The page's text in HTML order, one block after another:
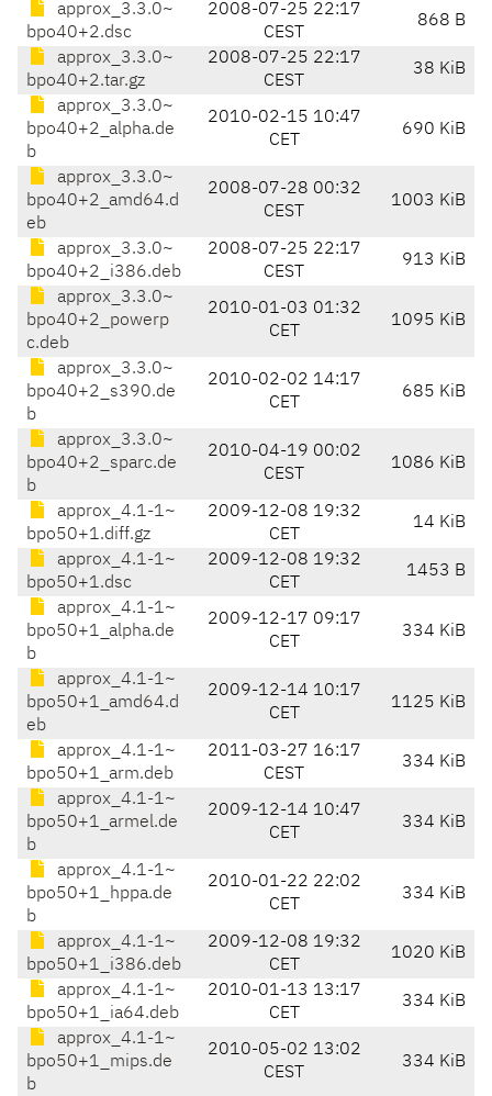
approx_3.3.0~
bpo40+2.dsc
2008-07-25 22:17
CEST
868 B
approx_3.3.0~
bpo40+2.tar.gz
2008-07-25 22:17
CEST
38 KiB
approx_3.3.0~
bpo40+2_alpha.de
b
2010-02-15 10:47
CET
690 KiB
approx_3.3.0~
bpo40+2_amd64.d
eb
2008-07-28 00:32
CEST
1003 KiB
approx_3.3.0~
bpo40+2_i386.deb
2008-07-25 22:17
CEST
913 KiB
approx_3.3.0~
bpo40+2_powerp
c.deb
2010-01-03 01:32
CET
1095 KiB
approx_3.3.0~
bpo40+2_s390.de
b
2010-02-02 14:17
CET
685 KiB
approx_3.3.0~
bpo40+2_sparc.de
b
2010-04-19 00:02
CEST
1086 KiB
approx_4.1-1~
bpo50+1.diff.gz
2009-12-08 19:32
CET
14 KiB
approx_4.1-1~
bpo50+1.dsc
2009-12-08 19:32
CET
1453 B
approx_4.1-1~
bpo50+1_alpha.de
b
2009-12-17 09:17
CET
334 KiB
approx_4.1-1~
bpo50+1_amd64.d
eb
2009-12-14 10:17
CET
1125 KiB
approx_4.1-1~
bpo50+1_arm.deb
2011-03-27 16:17
CEST
334 KiB
approx_4.1-1~
bpo50+1_armel.de
b
2009-12-14 10:47
CET
334 KiB
approx_4.1-1~
bpo50+1_hppa.de
b
2010-01-22 22:02
CET
334 KiB
approx_4.1-1~
bpo50+1_i386.deb
2009-12-08 19:32
CET
1020 KiB
approx_4.1-1~
bpo50+1_ia64.deb
2010-01-13 13:17
CET
334 KiB
approx_4.1-1~
bpo50+1_mips.de
b
2010-05-02 13:02
CEST
334 KiB